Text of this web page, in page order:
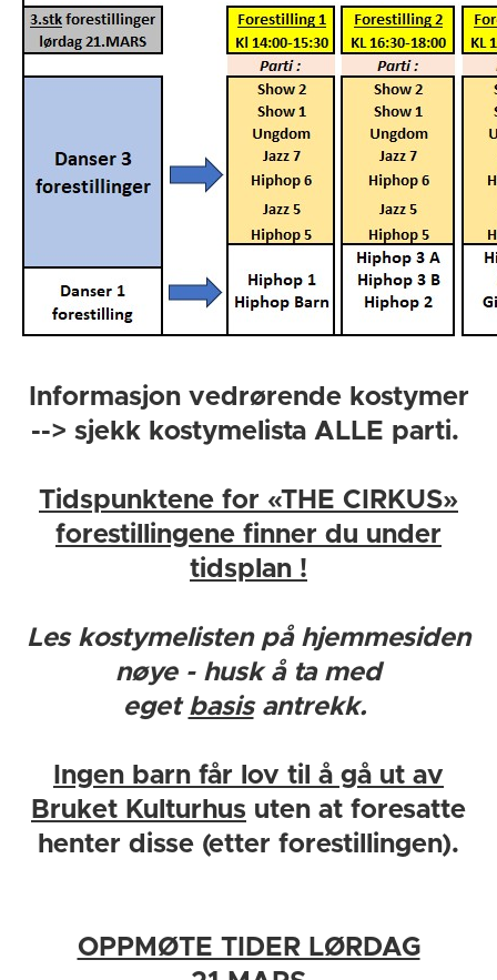
Informasjon vedrørende kostymer
--> sjekk kostymelista ALLE parti.
Tidspunktene for «THE CIRKUS»
forestillingene finner du under
tidsplan !
Les kostymelisten på hjemmesiden
nøye - husk å ta med
eget basisantrekk.
Ingen barn får lov til å gå ut av
Bruket Kulturhus uten at foresatte
henter disse (etter forestillingen).
OPPMØTE TIDER LØRDAG